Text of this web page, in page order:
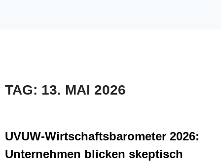
TAG: 13. MAI 2026
UVUW-Wirtschaftsbarometer 2026:
Unternehmen blicken skeptisch